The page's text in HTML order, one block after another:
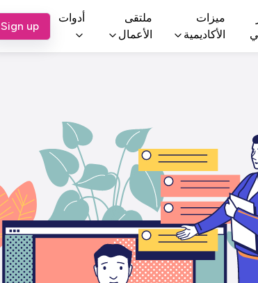
ميزات
الأكاديمية
ملتقى
الأعمال
أدوات
Sign up